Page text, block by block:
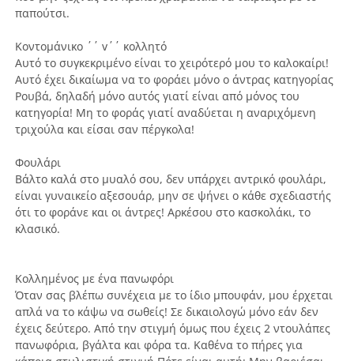
παπούτσι.
Κοντομάνικο ΄΄ v΄΄ κολλητό
Αυτό το συγκεκριμένο είναι το χειρότερό μου το καλοκαίρι!
Αυτό έχει δικαίωμα να το φοράει μόνο ο άντρας κατηγορίας
Ρουβά, δηλαδή μόνο αυτός γιατί είναι από μόνος του
κατηγορία! Μη το φοράς γιατί αναδύεται η αναριχόμενη
τριχούλα και είσαι σαν πέργκολα!
Φουλάρι
Βάλτο καλά στο μυαλό σου, δεν υπάρχει αντρικό φουλάρι,
είναι γυναικείο αξεσουάρ, μην σε ψήνει ο κάθε σχεδιαστής
ότι το φοράνε και οι άντρες! Αρκέσου στο κασκολάκι, το
κλασικό.
Κολλημένος με ένα πανωφόρι
Όταν σας βλέπω συνέχεια με το ίδιο μπουφάν, μου έρχεται
απλά να το κάψω να σωθείς! Σε δικαιολογώ μόνο εάν δεν
έχεις δεύτερο. Από την στιγμή όμως που έχεις 2 ντουλάπες
πανωφόρια, βγάλτα και φόρα τα. Καθένα το πήρες για